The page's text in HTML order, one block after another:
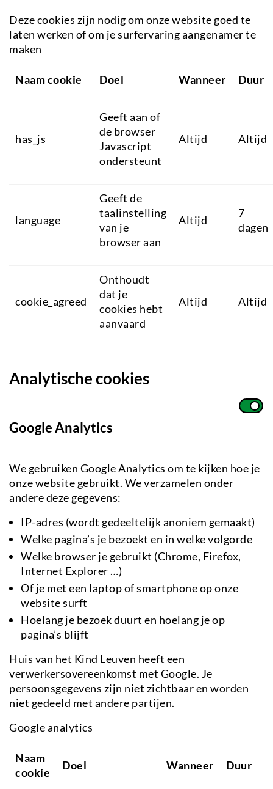
Deze cookies zijn nodig om onze website goed te
laten werken of om je surfervaring aangenamer te
maken
Naam cookie Doel Wanneer Duur
has_js
Geeft aan of
de browser
Javascript
ondersteunt
Altijd Altijd
language
Geeft de
taalinstelling
van je
browser aan
Altijd
7
dagen
cookie_agreed
Onthoudt
dat je
cookies hebt
aanvaard
Altijd Altijd
Analytische cookies
Google Analytics
We gebruiken Google Analytics om te kijken hoe je
onze website gebruikt. We verzamelen onder
andere deze gegevens:
IP-adres (wordt gedeeltelijk anoniem gemaakt)
Welke pagina’s je bezoekt en in welke volgorde
Welke browser je gebruikt (Chrome, Firefox,
Internet Explorer …)
Of je met een laptop of smartphone op onze
website surft
Hoelang je bezoek duurt en hoelang je op
pagina’s blijft
Huis van het Kind Leuven heeft een
verwerkersovereenkomst met Google. Je
persoonsgegevens zijn niet zichtbaar en worden
niet gedeeld met andere partijen.
Google analytics
Naam
cookie
Doel Wanneer Duur